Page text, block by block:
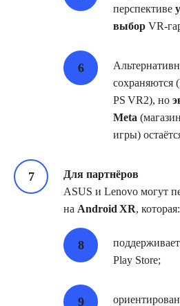
перспективе
выбор
сохраняются
PS VR2), но
Meta
игры)
Для партнёров
ASUS и Lenovo могут
на Android XR, которая:
Play Store;